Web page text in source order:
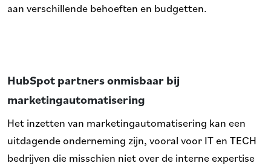
aan verschillende behoeften en budgetten.
HubSpot partners onmisbaar bij
marketingautomatisering
Het inzetten van marketingautomatisering kan een
uitdagende onderneming zijn, vooral voor IT en TECH
bedrijven die misschien niet over de interne expertise